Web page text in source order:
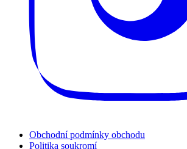
Obchodní podmínky obchodu
Politika soukromí